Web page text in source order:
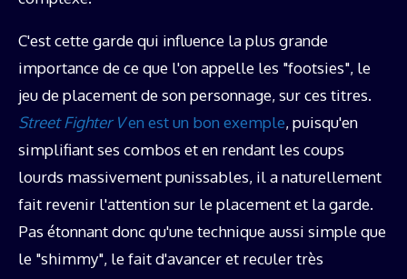
C'est cette garde qui influence la plus grande
importance de ce que l'on appelle les "footsies", le
jeu de placement de son personnage, sur ces titres.
Street Fighter Ven est un bon exemple, puisqu'en
simplifiant ses combos et en rendant les coups
lourds massivement punissables, il a naturellement
fait revenir l'attention sur le placement et la garde.
Pas étonnant donc qu'une technique aussi simple que
le "shimmy", le fait d'avancer et reculer très